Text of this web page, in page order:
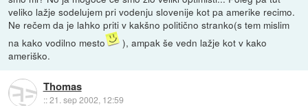
veliko lažje sodelujem pri vodenju slovenije kot pa amerike recimo.
Ne rečem da je lahko priti v kakšno politično stranko(s tem mislim
na kako vodilno mesto
), ampak še vedn lažje kot v kako
ameriško.
Thomas
::21. sep 2002, 12:59